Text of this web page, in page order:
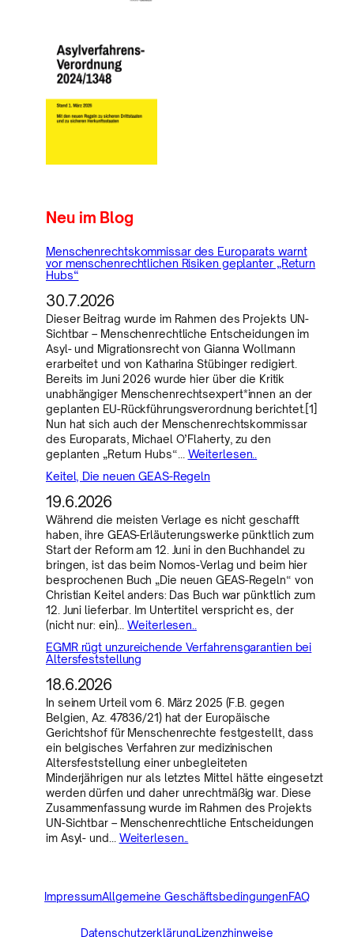
Neu im Blog
Menschenrechtskommissar des Europarats warnt
vor menschenrechtlichen Risiken geplanter „Return
Hubs“
30.7.2026
Dieser Beitrag wurde im Rahmen des Projekts UN-
Sichtbar – Menschenrechtliche Entscheidungen im
Asyl- und Migrationsrecht von Gianna Wollmann
erarbeitet und von Katharina Stübinger redigiert.
Bereits im Juni 2026 wurde hier über die Kritik
unabhängiger Menschenrechtsexpert*innen an der
geplanten EU-Rückführungsverordnung berichtet.[1]
Nun hat sich auch der Menschenrechtskommissar
des Europarats, Michael O’Flaherty, zu den
geplanten „Return Hubs“… Weiterlesen..
Keitel, Die neuen GEAS-Regeln
19.6.2026
Während die meisten Verlage es nicht geschafft
haben, ihre GEAS-Erläuterungswerke pünktlich zum
Start der Reform am 12. Juni in den Buchhandel zu
bringen, ist das beim Nomos-Verlag und beim hier
besprochenen Buch „Die neuen GEAS-Regeln“ von
Christian Keitel anders: Das Buch war pünktlich zum
12. Juni lieferbar. Im Untertitel verspricht es, der
(nicht nur: ein)…Weiterlesen..
EGMR rügt unzureichende Verfahrensgarantien bei
Altersfeststellung
18.6.2026
In seinem Urteil vom 6. März 2025 (F.B. gegen
Belgien, Az. 47836/21) hat der Europäische
Gerichtshof für Menschenrechte festgestellt, dass
ein belgisches Verfahren zur medizinischen
Altersfeststellung einer unbegleiteten
Minderjährigen nur als letztes Mittel hätte eingesetzt
werden dürfen und daher unrechtmäßig war. Diese
Zusammenfassung wurde im Rahmen des Projekts
UN-Sichtbar – Menschenrechtliche Entscheidungen
im Asyl- und… Weiterlesen..
ImpressumAllgemeine GeschäftsbedingungenFAQ
DatenschutzerklärungLizenzhinweise